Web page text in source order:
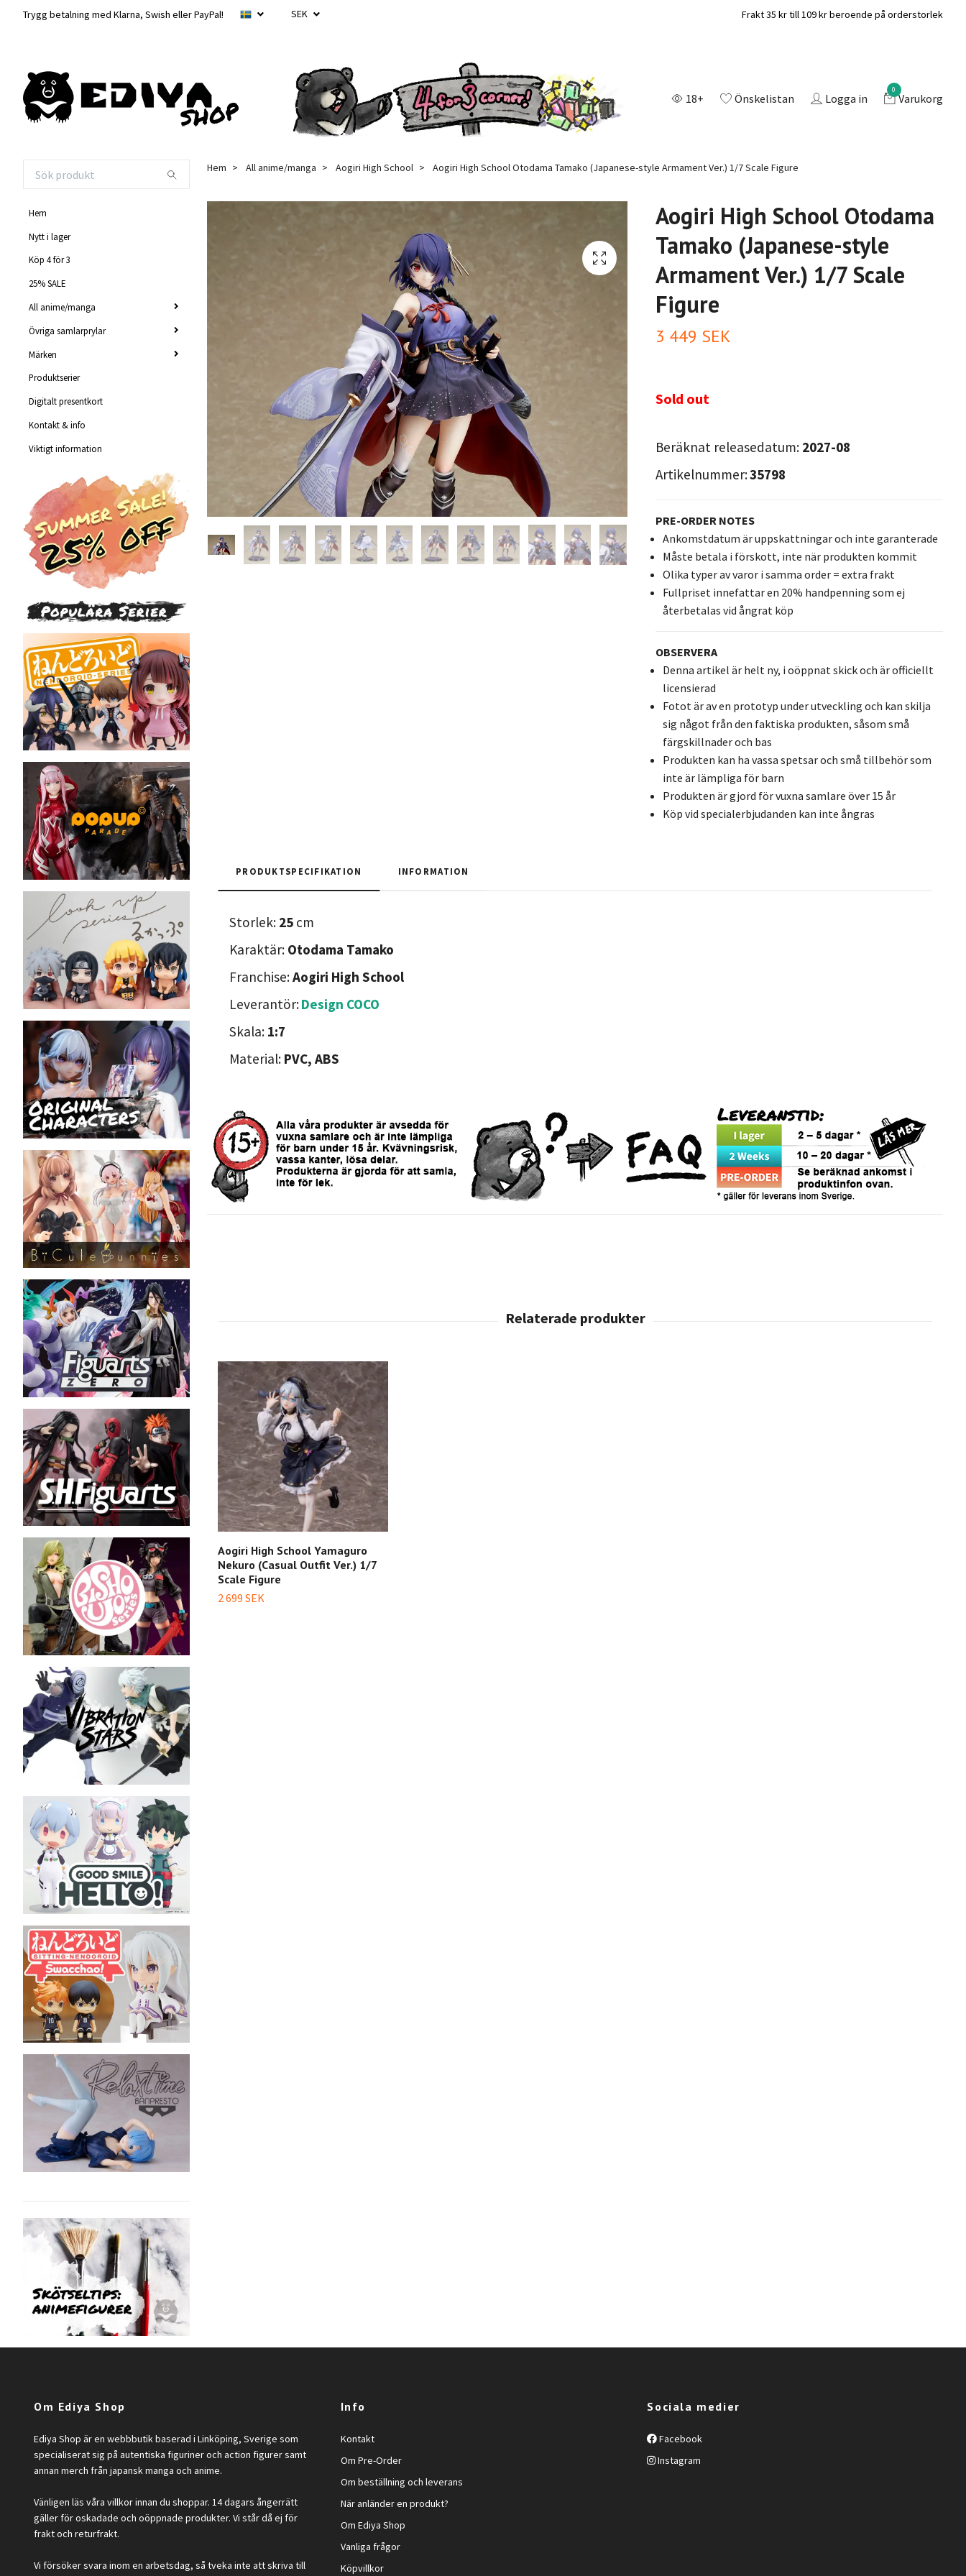
Trygg betalning med Klarna, Swish eller PayPal! SEK Frakt 35 kr till 109 kr beroende på orderstorlek
18+ Önskelistan Logga in
0
Varukorg
Hem
Nytt i lager
Köp 4 för 3
25% SALE
All anime/manga
Övriga samlarprylar
Märken
Produktserier
Digitalt presentkort
Kontakt & info
Viktigt information
Hem All anime/manga Aogiri High School Aogiri High School Otodama Tamako (Japanese-style Armament Ver.) 1/7 Scale Figure
Aogiri High School Otodama
Tamako (Japanese-style
Armament Ver.) 1/7 Scale
Figure
3 449 SEK
Sold out
Beräknat releasedatum: 2027-08
Artikelnummer:35798
PRE-ORDER NOTES
Ankomstdatum är uppskattningar och inte garanterade
Måste betala i förskott, inte när produkten kommit
Olika typer av varor i samma order = extra frakt
Fullpriset innefattar en 20% handpenning som ej
återbetalas vid ångrat köp
OBSERVERA
Denna artikel är helt ny, i oöppnat skick och är officiellt
licensierad
Fotot är av en prototyp under utveckling och kan skilja
sig något från den faktiska produkten, såsom små
färgskillnader och bas
Produkten kan ha vassa spetsar och små tillbehör som
inte är lämpliga för barn
Produkten är gjord för vuxna samlare över 15 år
Köp vid specialerbjudanden kan inte ångras
PRODUKTSPECIFIKATION INFORMATION
Storlek: 25 cm
Karaktär: Otodama Tamako
Franchise:Aogiri High School
Leverantör:Design COCO
Skala: 1:7
Material: PVC, ABS
Aogiri High School Yamaguro
Nekuro (Casual Outfit Ver.) 1/7
Scale Figure
2 699 SEK
Om Ediya Shop
Ediya Shop är en webbbutik baserad i Linköping, Sverige som
specialiserat sig på autentiska figuriner och action figurer samt
annan merch från japansk manga och anime.
Vänligen läs våra villkor innan du shoppar. 14 dagars ångerrätt
gäller för oskadade och oöppnade produkter. Vi står då ej för
frakt och returfrakt.
Vi försöker svara inom en arbetsdag, så tveka inte att skriva till
Info
Kontakt
Om Pre-Order
Om beställning och leverans
När anländer en produkt?
Om Ediya Shop
Vanliga frågor
Köpvillkor
Sociala medier
Facebook
Instagram